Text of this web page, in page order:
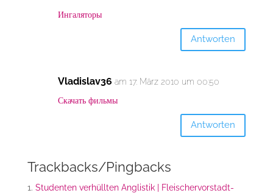
Ингаляторы
Antworten
Vladislav36 am 17. März 2010 um 00:50
Скачать фильмы
Antworten
Trackbacks/Pingbacks
Studenten verhüllten Anglistik | Fleischervorstadt-